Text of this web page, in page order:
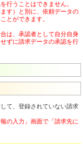
行うことはできません。
す）と別に、依頼データの
とができます。
は、承認者として自分自身
ずに請求データの承認を行
て、登録されていない請求
の入力」画面で「請求先に